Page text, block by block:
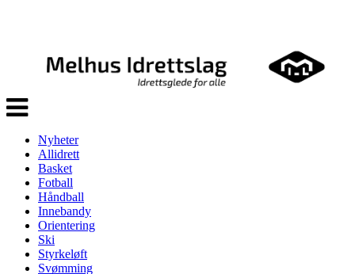
Veksle
navigasjon
Nyheter
Allidrett
Basket
Fotball
Håndball
Innebandy
Orientering
Ski
Styrkeløft
Svømming